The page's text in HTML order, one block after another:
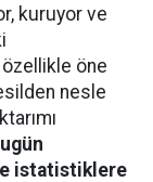
kuruyor ve
öne
nesle
istatistiklere